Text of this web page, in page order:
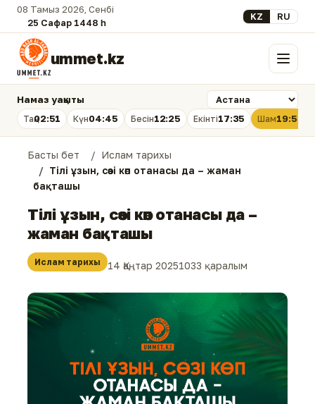
08 Тамыз 2026, Сенбі
25 Сафар 1448 һ.
Select your
KZ RU
ummet.kz Мәзір
Намаз уақыты
Таң02:51 Күн04:45 Бесін12:25 Екінті17:35 Шам19:54
Басты бет
Ислам тарихы
Тілі ұзын, сөзі көп отанасы да – жаман
бақташы
Тілі ұзын, сөзі көп отанасы да –
жаман бақташы
Ислам тарихы 14 Қаңтар 20251033 қаралым